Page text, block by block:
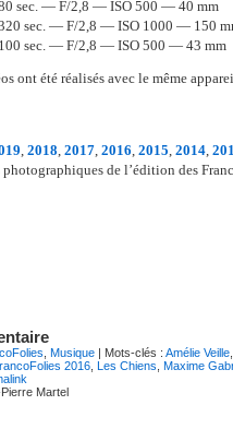
sec. — F/2,8 — ISO 500 — 40 mm
sec. — F/2,8 — ISO 1000 — 150
sec. — F/2,8 — ISO 500 — 43 mm
ont été réalisés avec le même
2018 2017 2016 2015 2014
photographiques de l’édition des
Musique | Mots-clés : Amélie Veille
2016 Les Chiens Maxime
Martel